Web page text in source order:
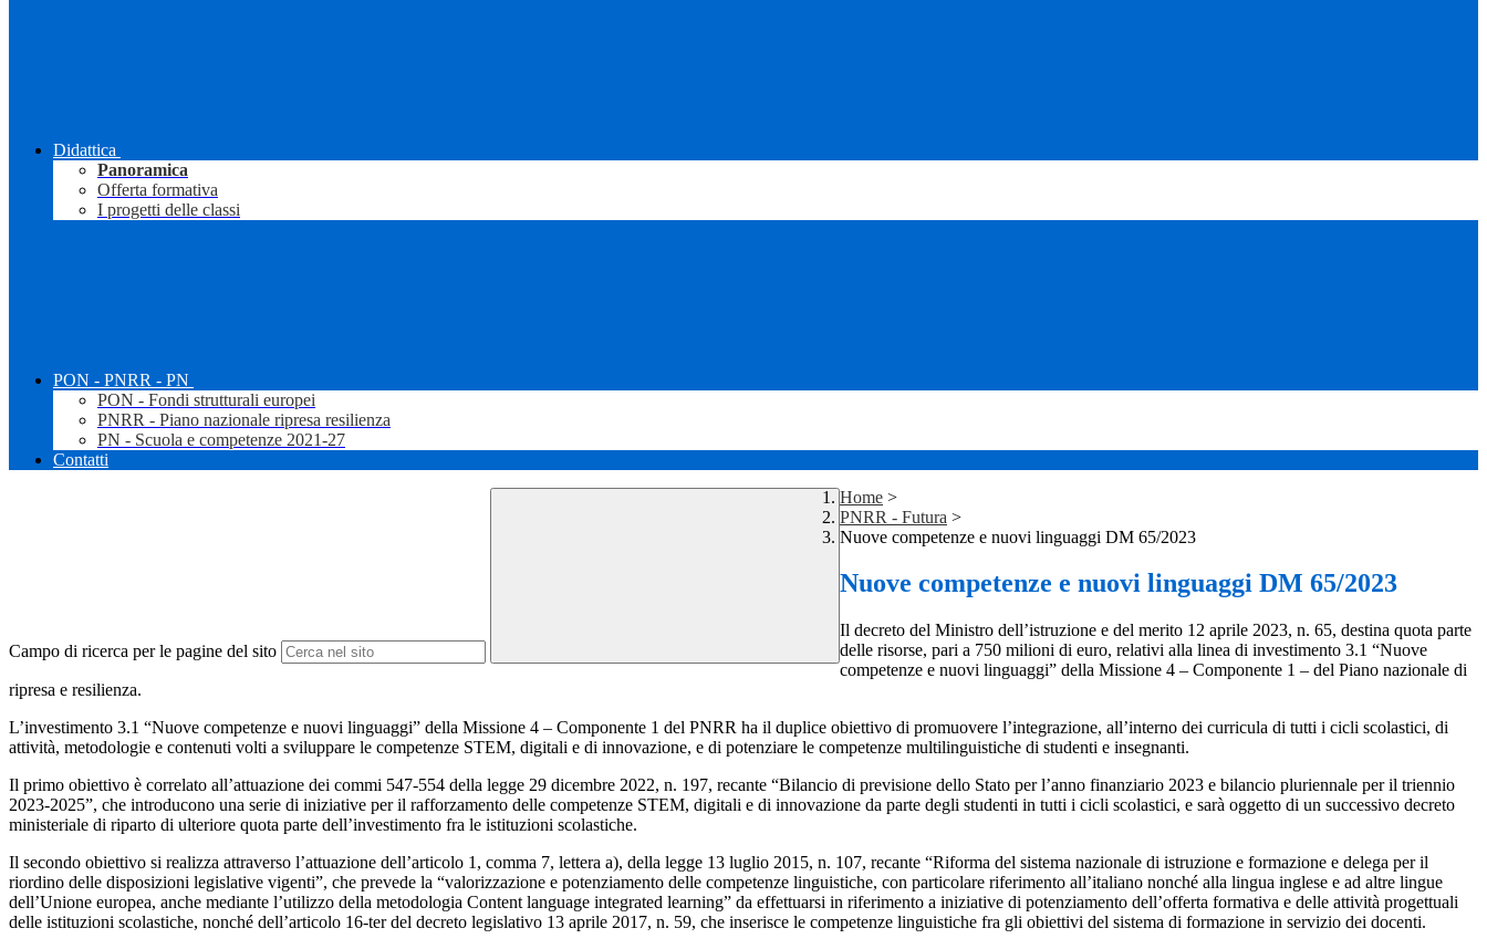
Didattica
Panoramica
Offerta formativa
I progetti delle classi
PON - PNRR - PN
PON - Fondi strutturali europei
PNRR - Piano nazionale ripresa resilienza
PN - Scuola e competenze 2021-27
Contatti
Campo di ricerca per le pagine del sito
Home >
PNRR - Futura >
Nuove competenze e nuovi linguaggi DM 65/2023
Nuove competenze e nuovi linguaggi DM 65/2023
Il decreto del Ministro dell’istruzione e del merito 12 aprile 2023, n. 65, destina quota parte
delle risorse, pari a 750 milioni di euro, relativi alla linea di investimento 3.1 “Nuove
competenze e nuovi linguaggi” della Missione 4 – Componente 1 – del Piano nazionale di
ripresa e resilienza.
L’investimento 3.1 “Nuove competenze e nuovi linguaggi” della Missione 4 – Componente 1 del PNRR ha il duplice obiettivo di promuovere l’integrazione, all’interno dei curricula di tutti i cicli scolastici, di
attività, metodologie e contenuti volti a sviluppare le competenze STEM, digitali e di innovazione, e di potenziare le competenze multilinguistiche di studenti e insegnanti.
Il primo obiettivo è correlato all’attuazione dei commi 547-554 della legge 29 dicembre 2022, n. 197, recante “Bilancio di previsione dello Stato per l’anno finanziario 2023 e bilancio pluriennale per il triennio
2023-2025”, che introducono una serie di iniziative per il rafforzamento delle competenze STEM, digitali e di innovazione da parte degli studenti in tutti i cicli scolastici, e sarà oggetto di un successivo decreto
ministeriale di riparto di ulteriore quota parte dell’investimento fra le istituzioni scolastiche.
Il secondo obiettivo si realizza attraverso l’attuazione dell’articolo 1, comma 7, lettera a), della legge 13 luglio 2015, n. 107, recante “Riforma del sistema nazionale di istruzione e formazione e delega per il
riordino delle disposizioni legislative vigenti”, che prevede la “valorizzazione e potenziamento delle competenze linguistiche, con particolare riferimento all’italiano nonché alla lingua inglese e ad altre lingue
dell’Unione europea, anche mediante l’utilizzo della metodologia Content language integrated learning” da effettuarsi in riferimento a iniziative di potenziamento dell’offerta formativa e delle attività progettuali
delle istituzioni scolastiche, nonché dell’articolo 16-ter del decreto legislativo 13 aprile 2017, n. 59, che inserisce le competenze linguistiche fra gli obiettivi del sistema di formazione in servizio dei docenti.